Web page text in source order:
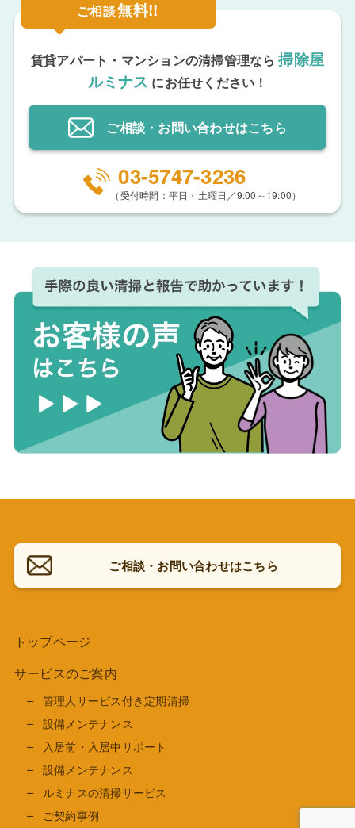
ご相談無料!!
賃貸アパート・マンションの清掃管理なら 掃除屋
ルミナス にお任せください！
ご相談・お問い合わせはこちら
03-5747-3236
（受付時間：平日・土曜日／9:00～19:00）
トップページ
サービスのご案内
管理人サービス付き定期清掃
設備メンテナンス
入居前・入居中サポート
設備メンテナンス
ルミナスの清掃サービス
ご契約事例
ご相談・お問い合わせはこちら